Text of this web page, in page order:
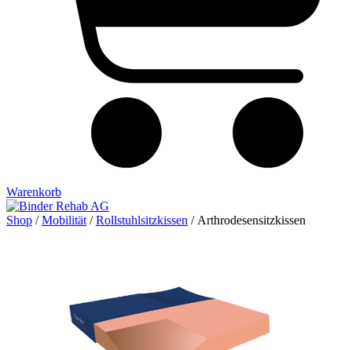
Warenkorb
Shop /Mobilität /Rollstuhl­sitzkissen / Arthrodesensitzkissen